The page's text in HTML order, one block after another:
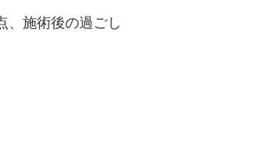
、施術後の過ごし